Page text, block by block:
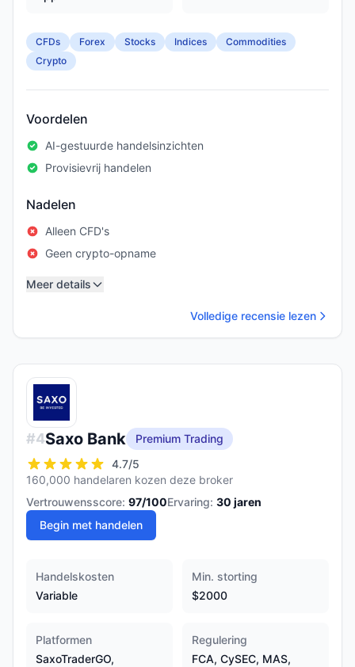
CFDs Forex Stocks Indices
Commodities
Crypto
Voordelen
AI-gestuurde handelsinzichten
Provisievrij handelen
Nadelen
Alleen CFD's
Geen crypto-opname
Meer details
Volledige recensie lezen
#4Saxo Bank
Premium Trading
4.7/5
160,000 handelaren kozen deze broker
Vertrouwensscore: 97/100Ervaring: 30 jaren
Begin met handelen
Handelskosten
Variable
Min. storting
$2000
Platformen
SaxoTraderGO,
Regulering
FCA, CySEC, MAS,